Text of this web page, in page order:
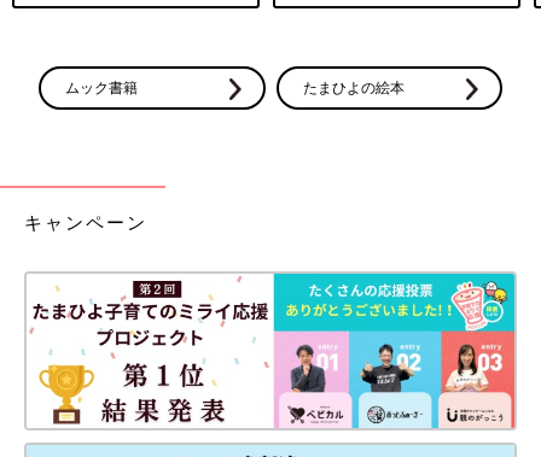
ムック書籍 たまひよの絵本
キャンペーン